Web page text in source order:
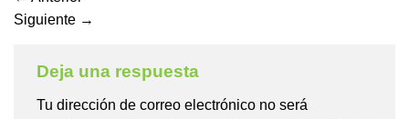
Siguiente →
Deja una respuesta
Tu dirección de correo electrónico no será